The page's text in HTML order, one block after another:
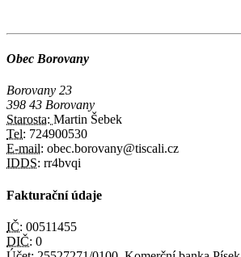
Obec Borovany
Borovany 23
398 43 Borovany
Starosta: Martin Šebek
Tel: 724900530
E-mail: obec.borovany@tiscali.cz
IDDS: rr4bvqi
Fakturační údaje
IČ: 00511455
DIČ: 0